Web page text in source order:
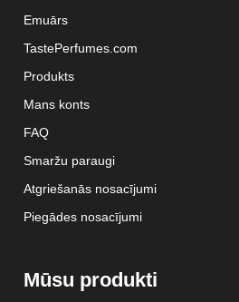
Emuārs
TastePerfumes.com
Produkts
Mans konts
FAQ
Smaržu paraugi
Atgriešanās nosacījumi
Piegādes nosacījumi
Mūsu produkti